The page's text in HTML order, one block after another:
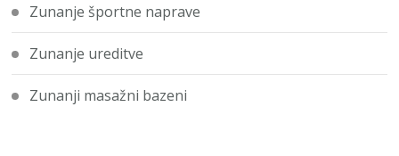
Zunanje športne naprave
Zunanje ureditve
Zunanji masažni bazeni